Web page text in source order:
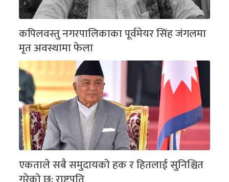
कपिलवस्तु नगरपालिकाका पूर्वमेयर सिंह जंगलमा
मृत अवस्थामा फेला
एकताले सबै समुदायको हक र हितलाई सुनिश्चित